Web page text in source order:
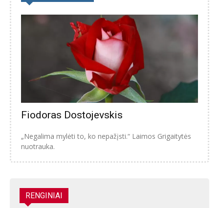
Fiodoras Dostojevskis
„Negalima mylėti to, ko nepažįsti.“ Laimos Grigaitytės
nuotrauka.
RENGINIAI